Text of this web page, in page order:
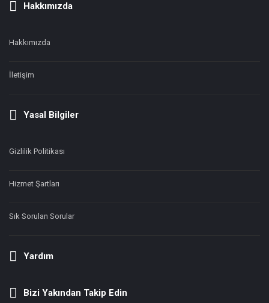
Hakkımızda
Hakkımızda
İletişim
Yasal Bilgiler
Gizlilik Politikası
Hizmet Şartları
Sık Sorulan Sorular
Yardım
Bizi Yakından Takip Edin